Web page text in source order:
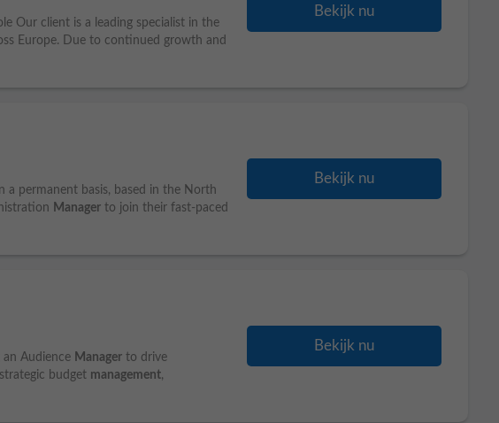
Our client is a leading specialist in the
Europe. Due to continued growth and
Bekijk nu
a permanent basis, based in the North
Manager to join their fast-paced
Bekijk nu
Audience Manager to drive
budget management,
Bekijk nu